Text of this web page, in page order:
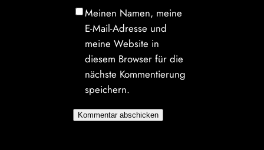
Meinen Namen, meine
E-Mail-Adresse und
meine Website in
diesem Browser für die
nächste Kommentierung
speichern.